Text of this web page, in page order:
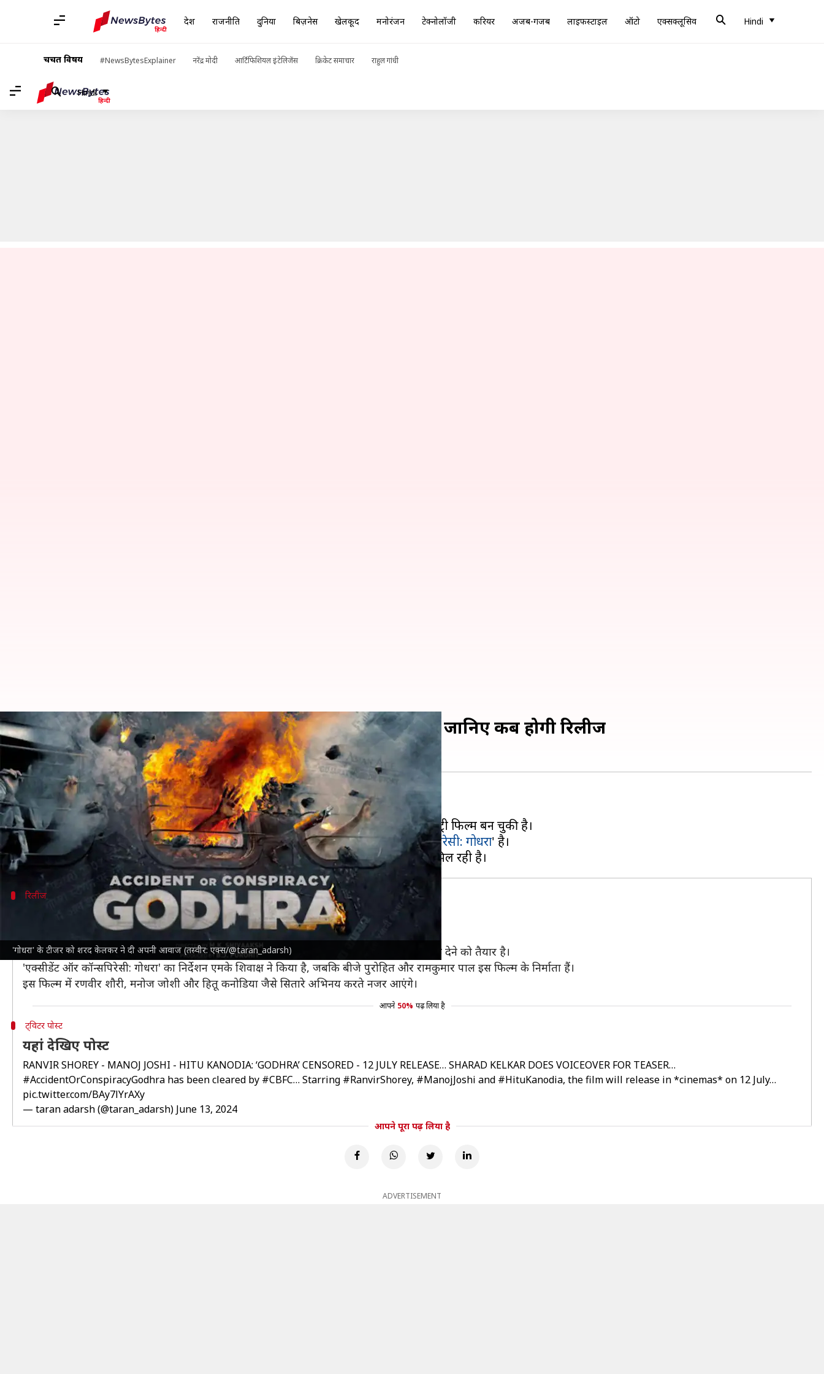
देश राजनीति दुनिया बिज़नेस खेलकूद मनोरंजन टेक्नोलॉजी करियर अजब-गजब लाइफस्टाइल ऑटो एक्सक्लूसिव Hindi
चर्चित विषय #NewsBytesExplainer नरेंद्र मोदी आर्टिफिशियल इंटेलिजेंस क्रिकेट समाचार राहुल गांधी
Hindi
खबरें मनोरंजन की खबरें / फिल्म 'एक्सीडेंट या कॉन्सपिरेसी: गोधरा' का टीजर आया सामने, जानिए कब होगी रिलीज
'गोधरा' के टीजर को शरद केलकर ने दी अपनी आवाज (तस्वीर: एक्स/@taran_adarsh)
फिल्म 'एक्सीडेंट या कॉन्सपिरेसी: गोधरा' का टीजर आया सामने, जानिए कब होगी रिलीज
लेखन दीक्षा शर्मा Jun 13, 2024 02:19 pm
क्या है खबर?
साल 2002 में गुजरात के ' गोधरा कांड' ने पूरे देश को झकझोर कर रख दिया था।
इस घटना की पृष्ठभूमि पर अब तक 'चांद बुझ गया', 'परजानिया', 'फिराक' जैसी फिल्में और डाक्यूमेंट्री फिल्में बन चुकी है।
अब 22 साल बाद इस घटना पर एक और फिल्म बनने जा रही है, जिसका नाम 'एक्सीडेंट या कॉन्सपिरेसी: गोधरा' है।
रिलीज
12 जुलाई को रिलीज होगी फिल्म
फिल्म 'एक्सीडेंट या कॉन्सपिरेसी: गोधरा' के टीजर को
ने अपनी आवाज दी है।
इस फिल्म की रिलीज तारीख से भी पर्दा उठ गया है। यह फिल्म 12 जुलाई, 2024 को सिनेमाघरों में दस्तक देने को तैयार है।
'एक्सीडेंट ऑर कॉन्सपिरेसी: गोधरा' का निर्देशन एमके शिवाक्ष ने किया है, जबकि बीजे पुरोहित और रामकुमार पाल इस फिल्म के निर्माता हैं।
इस फिल्म में रणवीर शौरी, मनोज जोशी और हितू कनोडिया जैसे सितारे अभिनय करते नजर आएंगे।
आपने 50% पढ़ लिया है
ट्विटर पोस्ट
यहां देखिए पोस्ट
RANVIR SHOREY - MANOJ JOSHI - HITU KANODIA: ‘GODHRA’ CENSORED - 12 JULY RELEASE… SHARAD KELKAR DOES VOICEOVER FOR TEASER…
#AccidentOrConspiracyGodhra has been cleared by #CBFC… Starring #RanvirShorey, #ManojJoshi and #HituKanodia, the film will release in *cinemas* on 12 July…
pic.twitter.com/BAy7lYrAXy
— taran adarsh (@taran_adarsh) June 13, 2024
आपने पूरा पढ़ लिया है
ADVERTISEMENT